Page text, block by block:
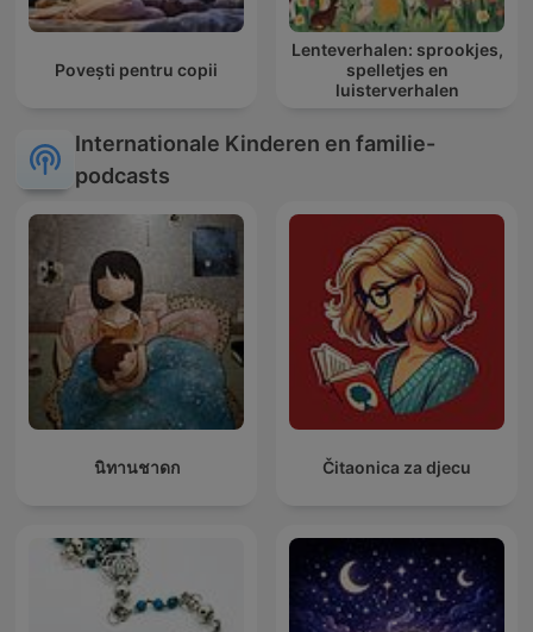
Povești pentru copii
Lenteverhalen: sprookjes,
spelletjes en
luisterverhalen
Internationale Kinderen en familie-
podcasts
นิทานชาดก Čitaonica za djecu